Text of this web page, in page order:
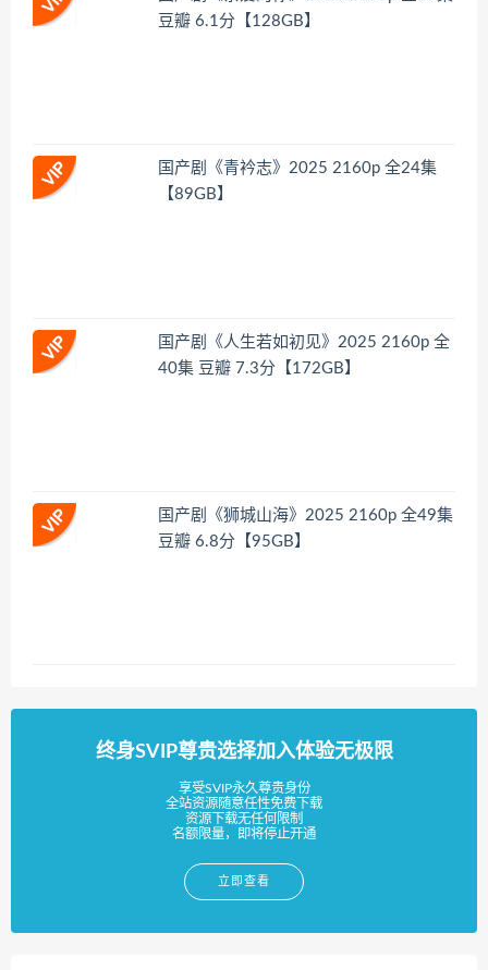
豆瓣 6.1分【128GB】
国产剧《青衿志》2025 2160p 全24集
【89GB】
国产剧《人生若如初见》2025 2160p 全
40集 豆瓣 7.3分【172GB】
国产剧《狮城山海》2025 2160p 全49集
豆瓣 6.8分【95GB】
终身SVIP尊贵选择加入体验无极限
享受SVIP永久尊贵身份
全站资源随意任性免费下载
资源下载无任何限制
名额限量，即将停止开通
立即查看